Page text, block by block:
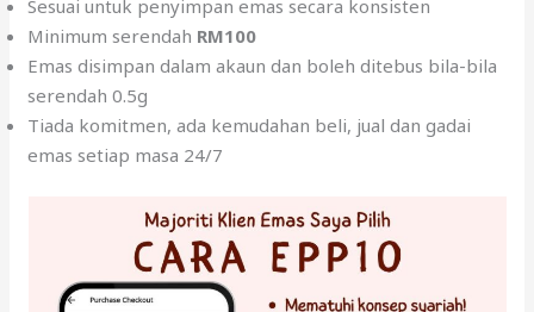
Sesuai untuk penyimpan emas secara konsisten
Minimum serendah RM100
Emas disimpan dalam akaun dan boleh ditebus bila-bila
serendah 0.5g
Tiada komitmen, ada kemudahan beli, jual dan gadai
emas setiap masa 24/7